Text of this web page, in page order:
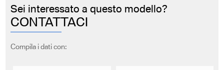
Sei interessato a questo modello?
CONTATTACI
Compila i dati con: